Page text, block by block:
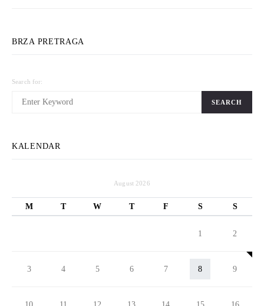
BRZA PRETRAGA
Search for:
SEARCH
KALENDAR
August 2026
M T W T F S S
1 2
3 4 5 6 7 8 9